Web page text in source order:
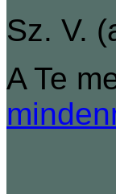
Sz. V.
A Te